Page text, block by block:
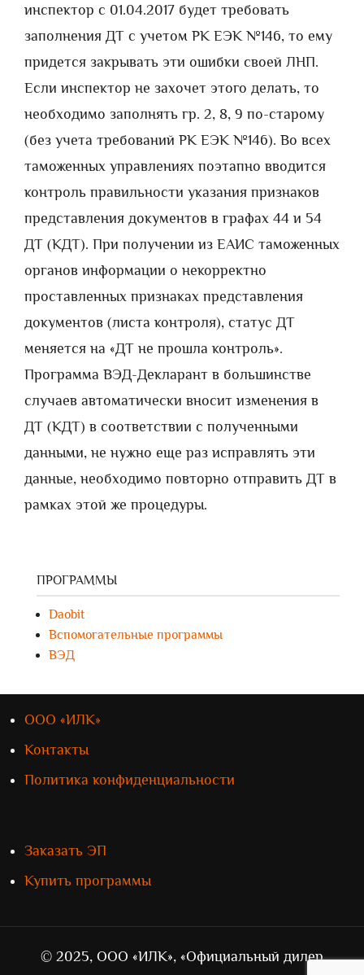
инспектор с 01.04.2017 будет требовать
заполнения ДТ с учетом РК ЕЭК №146, то ему
придется закрывать эти ошибки своей ЛНП.
Если инспектор не захочет этого делать, то
необходимо заполнять гр. 2, 8, 9 по-старому
(без учета требований РК ЕЭК №146). Во всех
таможенных управлениях поэтапно вводится
контроль правильности указания признаков
представления документов в графах 44 и 54
ДТ (КДТ). При получении из ЕАИС таможенных
органов информации о некорректно
проставленных признаках представления
документов (листа контроля), статус ДТ
меняется на «ДТ не прошла контроль».
Программа ВЭД-Декларант в большинстве
случаев автоматически вносит изменения в
ДТ (КДТ) в соответствии с полученными
данными, не нужно еще раз исправлять эти
данные, необходимо повторно отправить ДТ в
рамках этой же процедуры.
ПРОГРАММЫ
Daobit
Вспомогательные программы
ВЭД
ООО «ИЛК»
Контакты
Политика конфиденциальности
Заказать ЭП
Купить программы
© 2025, ООО «ИЛК», «Официальный дилер